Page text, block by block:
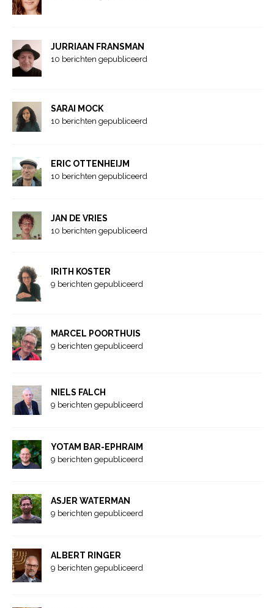
JURRIAAN FRANSMAN
10 berichten gepubliceerd
SARAI MOCK
10 berichten gepubliceerd
ERIC OTTENHEIJM
10 berichten gepubliceerd
JAN DE VRIES
10 berichten gepubliceerd
IRITH KOSTER
9 berichten gepubliceerd
MARCEL POORTHUIS
9 berichten gepubliceerd
NIELS FALCH
9 berichten gepubliceerd
YOTAM BAR-EPHRAIM
9 berichten gepubliceerd
ASJER WATERMAN
9 berichten gepubliceerd
ALBERT RINGER
9 berichten gepubliceerd